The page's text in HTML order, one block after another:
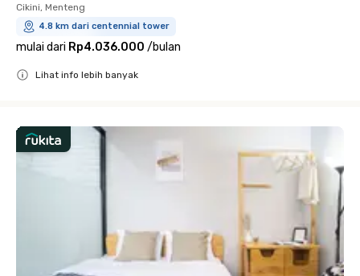
Cikini, Menteng
4.8 km dari centennial tower
mulai dari Rp4.036.000 /bulan
Lihat info lebih banyak